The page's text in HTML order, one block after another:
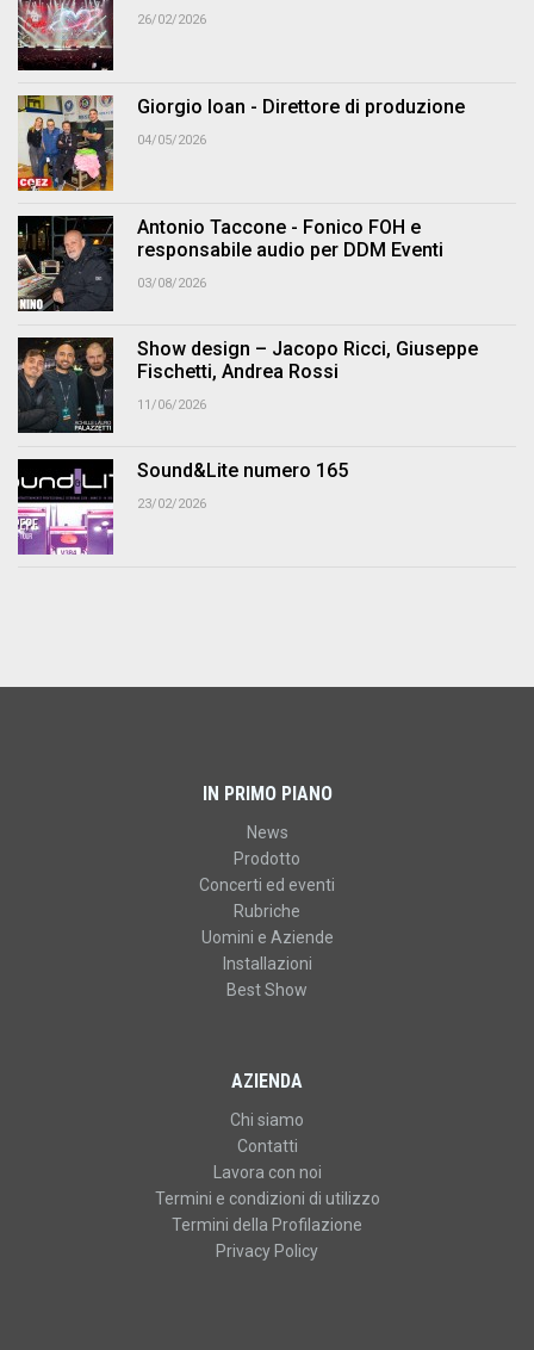
26/02/2026
Giorgio Ioan - Direttore di produzione
04/05/2026
Antonio Taccone - Fonico FOH e
responsabile audio per DDM Eventi
03/08/2026
Show design – Jacopo Ricci, Giuseppe
Fischetti, Andrea Rossi
11/06/2026
Sound&Lite numero 165
23/02/2026
IN PRIMO PIANO
News
Prodotto
Concerti ed eventi
Rubriche
Uomini e Aziende
Installazioni
Best Show
AZIENDA
Chi siamo
Contatti
Lavora con noi
Termini e condizioni di utilizzo
Termini della Profilazione
Privacy Policy